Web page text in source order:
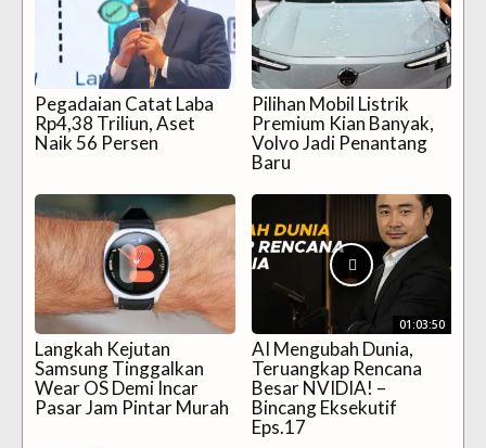
Pegadaian Catat Laba
Rp4,38 Triliun, Aset
Naik 56 Persen
Pilihan Mobil Listrik
Premium Kian Banyak,
Volvo Jadi Penantang
Baru
Langkah Kejutan
Samsung Tinggalkan
Wear OS Demi Incar
Pasar Jam Pintar Murah
01:03:50
AI Mengubah Dunia,
Teruangkap Rencana
Besar NVIDIA! –
Bincang Eksekutif
Eps.17